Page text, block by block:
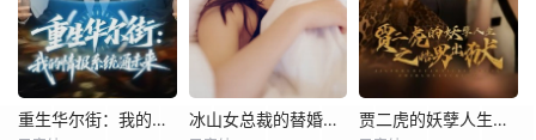
重生华尔街：我的情报系统通未来 冰山女总裁的替婚兵王 贾二虎的妖孽人生之皓男出狱